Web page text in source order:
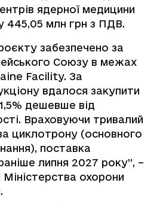
ядерної медицини
445,05 млн грн з ПДВ.
забезпечено за
Союзу в межах
Facility. За
вдалося закупити
дешевше від
Враховуючи тривалий
циклотрону (основного
поставка
липня 2027 року”, –
Міністерства охорони